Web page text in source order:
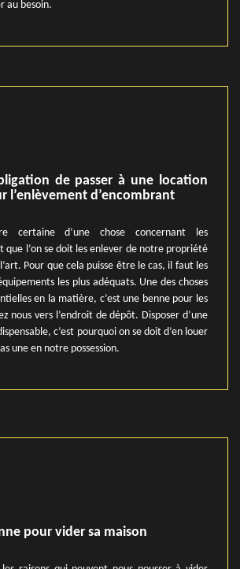
au besoin.
de passer à une location
l’enlèvement d’encombrant
certaine d’une chose concernant les
que l’on se doit les enlever de notre propriété
Pour que cela puisse être le cas, il faut les
les plus adéquats. Une des choses
en la matière, c’est une benne pour les
nous vers l’endroit de dépôt. Disposer d’une
c’est pourquoi on se doit d’en louer
une en notre possession.
pour vider sa maison